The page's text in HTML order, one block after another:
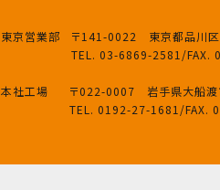
東京営業部
〒141-0022 東京都品川
TEL. 03-6869-2581 /FAX.
本社工場
〒022-0007 岩手県大船渡
TEL. 0192-27-1681 /FAX.